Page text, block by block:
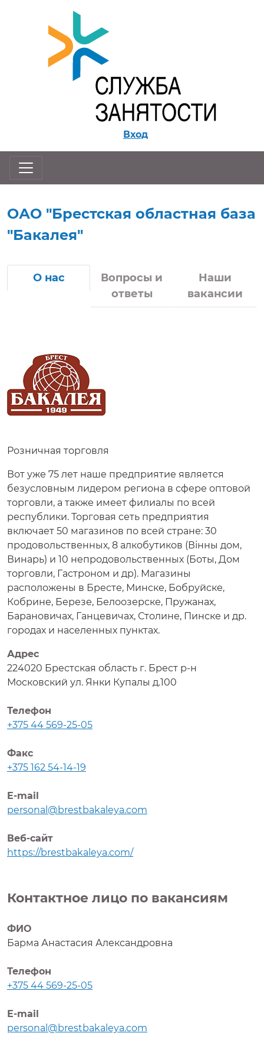
Вход
ОАО "Брестская областная база
"Бакалея"
О нас
Вопросы и
ответы
Наши
вакансии
Розничная торговля
Вот уже 75 лет наше предприятие является
безусловным лидером региона в сфере оптовой
торговли, а также имеет филиалы по всей
республики. Торговая сеть предприятия
включает 50 магазинов по всей стране: 30
продовольственных, 8 алкобутиков (Вiнны дом,
Винарь) и 10 непродовольственных (Боты, Дом
торговли, Гастроном и др). Магазины
расположены в Бресте, Минске, Бобруйске,
Кобрине, Березе, Белоозерске, Пружанах,
Барановичах, Ганцевичах, Столине, Пинске и др.
городах и населенных пунктах.
Адрес
224020 Брестская область г. Брест р-н
Московский ул. Янки Купалы д.100
Телефон
+375 44 569-25-05
Факс
+375 162 54-14-19
E-mail
personal@brestbakaleya.com
Веб-сайт
https://brestbakaleya.com/
Контактное лицо по вакансиям
ФИО
Барма Анастасия Александровна
Телефон
+375 44 569-25-05
Е-mail
personal@brestbakaleya.com